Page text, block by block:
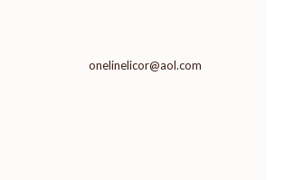
onelinelicor@aol.com